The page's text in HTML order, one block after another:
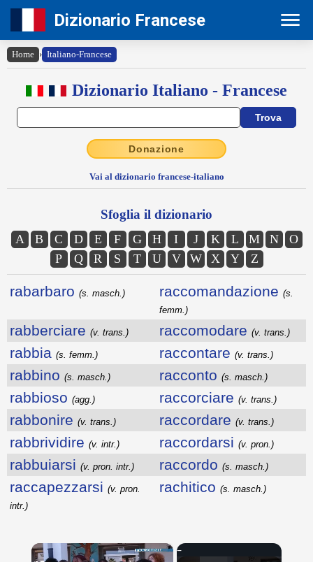
Dizionario Francese
Home › Italiano-Francese
Dizionario Italiano - Francese
Donazione
Vai al dizionario francese-italiano
Sfoglia il dizionario
A B C D E F G H I J K L M N
O
P
Q R S T U V W X Y Z
rabarbaro (s. masch.) raccomandazione (s.
femm.)
rabberciare (v. trans.) raccomodare (v. trans.)
rabbia (s. femm.) raccontare (v. trans.)
rabbino (s. masch.) racconto (s. masch.)
rabbioso (agg.) raccorciare (v. trans.)
rabbonire (v. trans.) raccordare (v. trans.)
rabbrividire (v. intr.) raccordarsi (v. pron.)
rabbuiarsi (v. pron. intr.) raccordo (s. masch.)
raccapezzarsi (v. pron.
intr.)
rachitico (s. masch.)
×